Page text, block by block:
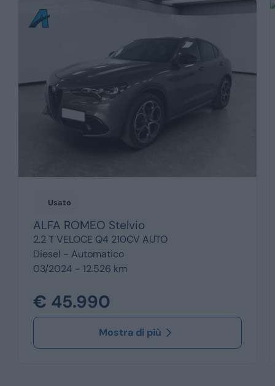
Usato
ALFA ROMEO Stelvio
2.2 T VELOCE Q4 210CV AUTO
Diesel - Automatico
03/2024 - 12.526 km
€ 45.990
Mostra di più